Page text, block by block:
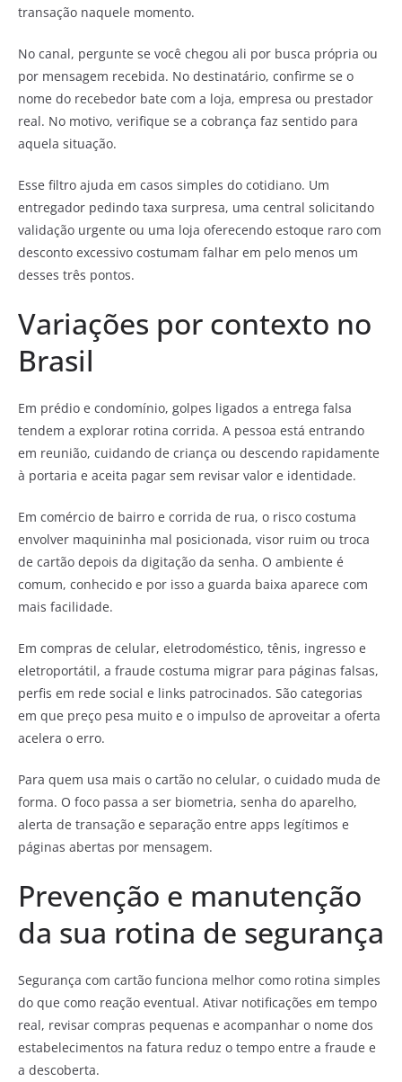
transação naquele momento.
No canal, pergunte se você chegou ali por busca própria ou
por mensagem recebida. No destinatário, confirme se o
nome do recebedor bate com a loja, empresa ou prestador
real. No motivo, verifique se a cobrança faz sentido para
aquela situação.
Esse filtro ajuda em casos simples do cotidiano. Um
entregador pedindo taxa surpresa, uma central solicitando
validação urgente ou uma loja oferecendo estoque raro com
desconto excessivo costumam falhar em pelo menos um
desses três pontos.
Variações por contexto no
Brasil
Em prédio e condomínio, golpes ligados a entrega falsa
tendem a explorar rotina corrida. A pessoa está entrando
em reunião, cuidando de criança ou descendo rapidamente
à portaria e aceita pagar sem revisar valor e identidade.
Em comércio de bairro e corrida de rua, o risco costuma
envolver maquininha mal posicionada, visor ruim ou troca
de cartão depois da digitação da senha. O ambiente é
comum, conhecido e por isso a guarda baixa aparece com
mais facilidade.
Em compras de celular, eletrodoméstico, tênis, ingresso e
eletroportátil, a fraude costuma migrar para páginas falsas,
perfis em rede social e links patrocinados. São categorias
em que preço pesa muito e o impulso de aproveitar a oferta
acelera o erro.
Para quem usa mais o cartão no celular, o cuidado muda de
forma. O foco passa a ser biometria, senha do aparelho,
alerta de transação e separação entre apps legítimos e
páginas abertas por mensagem.
Prevenção e manutenção
da sua rotina de segurança
Segurança com cartão funciona melhor como rotina simples
do que como reação eventual. Ativar notificações em tempo
real, revisar compras pequenas e acompanhar o nome dos
estabelecimentos na fatura reduz o tempo entre a fraude e
a descoberta.